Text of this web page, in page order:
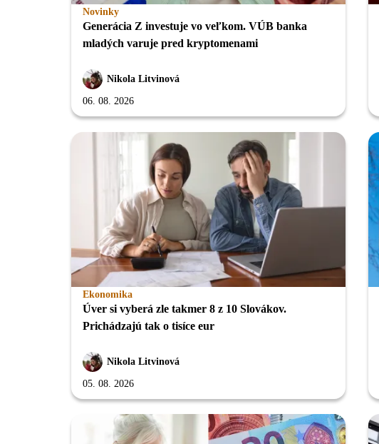
Novinky
Generácia Z investuje vo veľkom. VÚB banka
mladých varuje pred kryptomenami
Nikola Litvinová
06. 08. 2026
Ekonomika
Úver si vyberá zle takmer 8 z 10 Slovákov.
Prichádzajú tak o tisíce eur
Nikola Litvinová
05. 08. 2026